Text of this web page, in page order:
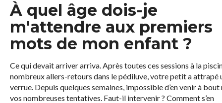
À quel âge dois-je
m'attendre aux premiers
mots de mon enfant ?
Ce qui devait arriver arriva. Après toutes ces sessions à la
nombreux allers-retours dans le pédiluve, votre petit a attrapé
verrue. Depuis quelques semaines, impossible d’en venir à
vos nombreuses tentatives. Faut-il intervenir ? Comment s’en